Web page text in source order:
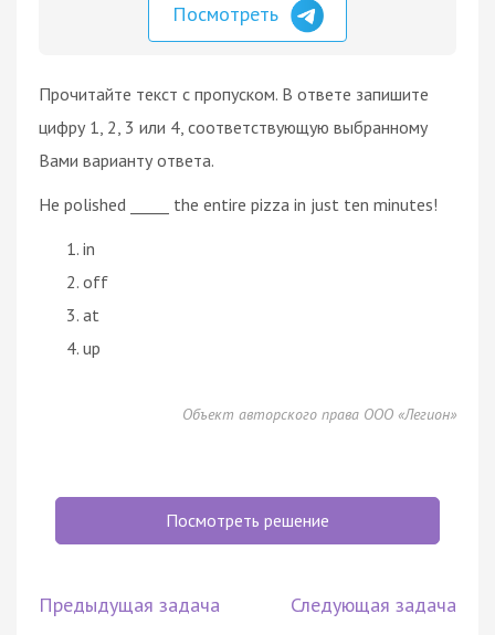
Посмотреть
Прочитайте текст с пропуском. В ответе запишите
цифру 1, 2, 3 или 4, соответствующую выбранному
Вами варианту ответа.
He polished _____ the entire pizza in just ten minutes!
in
off
at
up
Объект авторского права ООО «Легион»
Посмотреть решение
Предыдущая задача Следующая задача